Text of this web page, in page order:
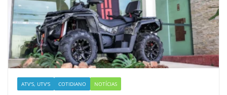
ATV'S, UTV'S COTIDIANO NOTÍCIAS